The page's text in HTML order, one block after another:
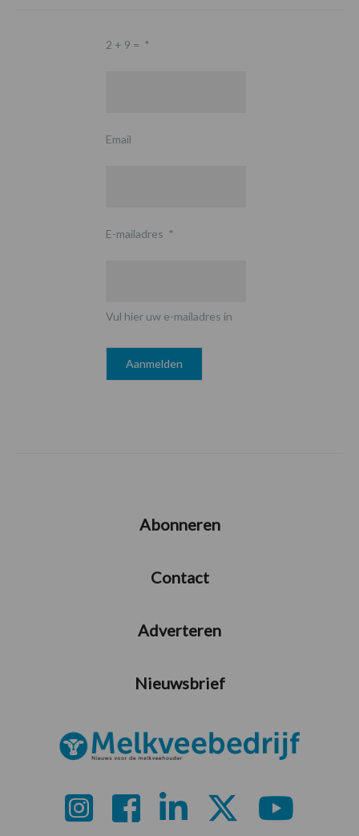
2 + 9 = *
Email
E-mailadres *
Vul hier uw e-mailadres in
Abonneren
Contact
Adverteren
Nieuwsbrief